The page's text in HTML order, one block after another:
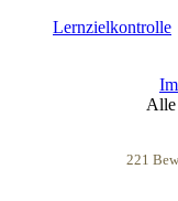
Lernzielkontrolle
Alle
221